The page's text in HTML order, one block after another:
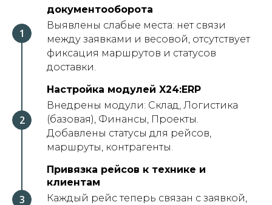
документооборота
Выявлены слабые места: нет связи
между заявками и весовой, отсутствует
фиксация маршрутов и статусов
доставки.
Настройка модулей X24:ERP
Внедрены модули: Склад, Логистика
(базовая), Финансы, Проекты.
Добавлены статусы для рейсов,
маршруты, контрагенты.
Привязка рейсов к технике и
клиентам
Каждый рейс теперь связан с заявкой,